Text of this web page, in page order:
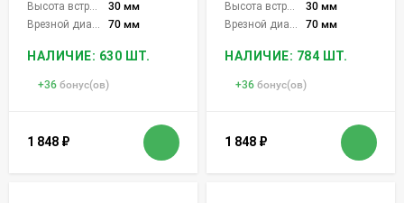
30 мм
70 мм
НАЛИЧИЕ: 630 ШТ.
+36 бонус(ов)
1 848 ₽
30 мм
70 мм
НАЛИЧИЕ: 784 ШТ.
+36 бонус(ов)
1 848 ₽